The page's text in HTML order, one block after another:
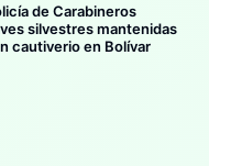
de Carabineros
silvestres mantenidas
cautiverio en Bolívar